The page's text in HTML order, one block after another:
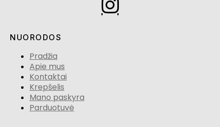
NUORODOS
Pradžia
Apie mus
Kontaktai
Krepšelis
Mano paskyra
Parduotuvė